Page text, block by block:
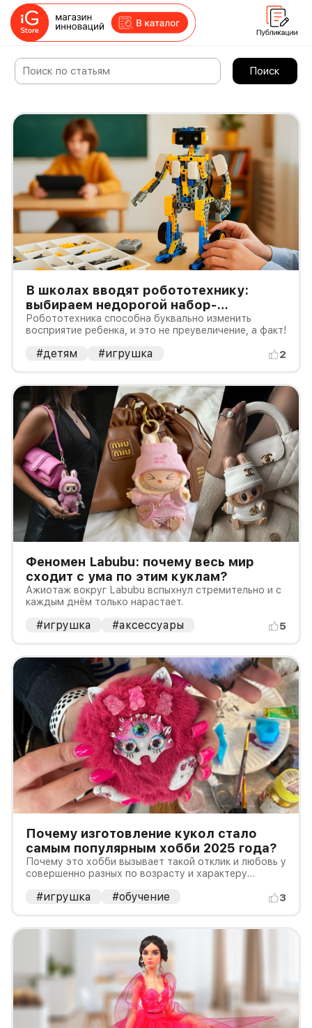
Поиск
В школах вводят робототехнику:
выбираем недорогой набор-
конструктор для вашего ребенка
Робототехника способна буквально изменить
восприятие ребенка, и это не преувеличение, а факт!
#детям #игрушка 2
Феномен Labubu: почему весь мир
сходит с ума по этим куклам?
Ажиотаж вокруг Labubu вспыхнул стремительно и с
каждым днём только нарастает.
#игрушка #аксессуары 5
Почему изготовление кукол стало
самым популярным хобби 2025 года?
Почему это хобби вызывает такой отклик и любовь у
совершенно разных по возрасту и характеру
#игрушка #обучение 3